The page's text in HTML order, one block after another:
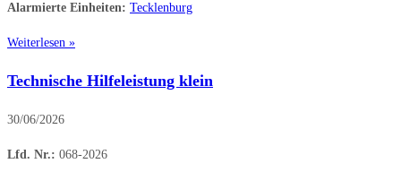
Alarmierte Einheiten: Tecklenburg
Weiterlesen »
Technische Hilfeleistung klein
30/06/2026
Lfd. Nr.: 068-2026